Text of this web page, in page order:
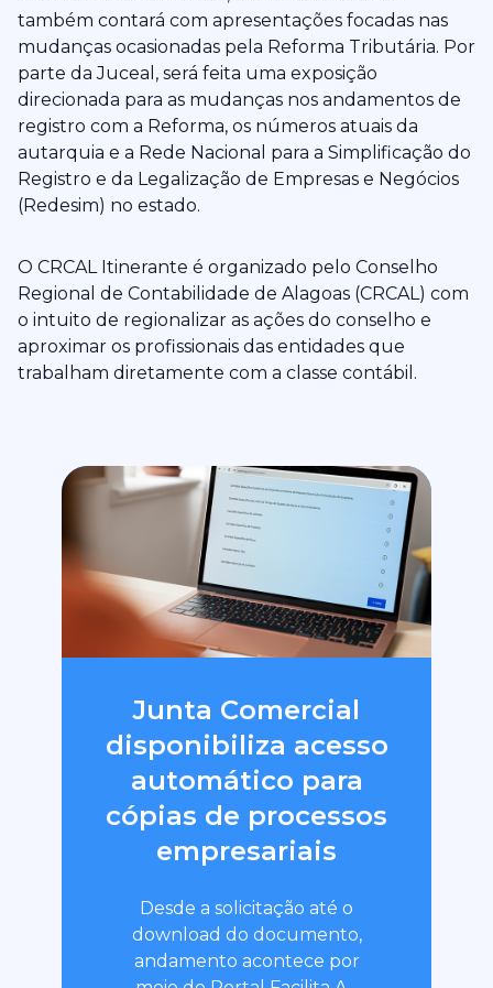
também contará com apresentações focadas nas
mudanças ocasionadas pela Reforma Tributária. Por
parte da Juceal, será feita uma exposição
direcionada para as mudanças nos andamentos de
registro com a Reforma, os números atuais da
autarquia e a Rede Nacional para a Simplificação do
Registro e da Legalização de Empresas e Negócios
(Redesim) no estado.
O CRCAL Itinerante é organizado pelo Conselho
Regional de Contabilidade de Alagoas (CRCAL) com
o intuito de regionalizar as ações do conselho e
aproximar os profissionais das entidades que
trabalham diretamente com a classe contábil.
Junta Comercial
disponibiliza acesso
automático para
cópias de processos
empresariais
Desde a solicitação até o
download do documento,
andamento acontece por